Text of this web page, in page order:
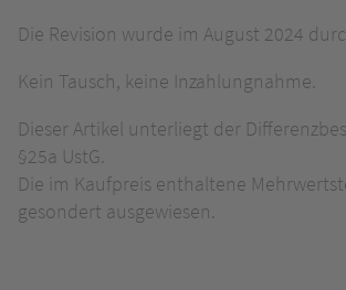
Die Revision wurde im August 2024
Kein Tausch, keine Inzahlungnahme.
Dieser Artikel unterliegt der
§25a UstG.
Die im Kaufpreis enthaltene
gesondert ausgewiesen.